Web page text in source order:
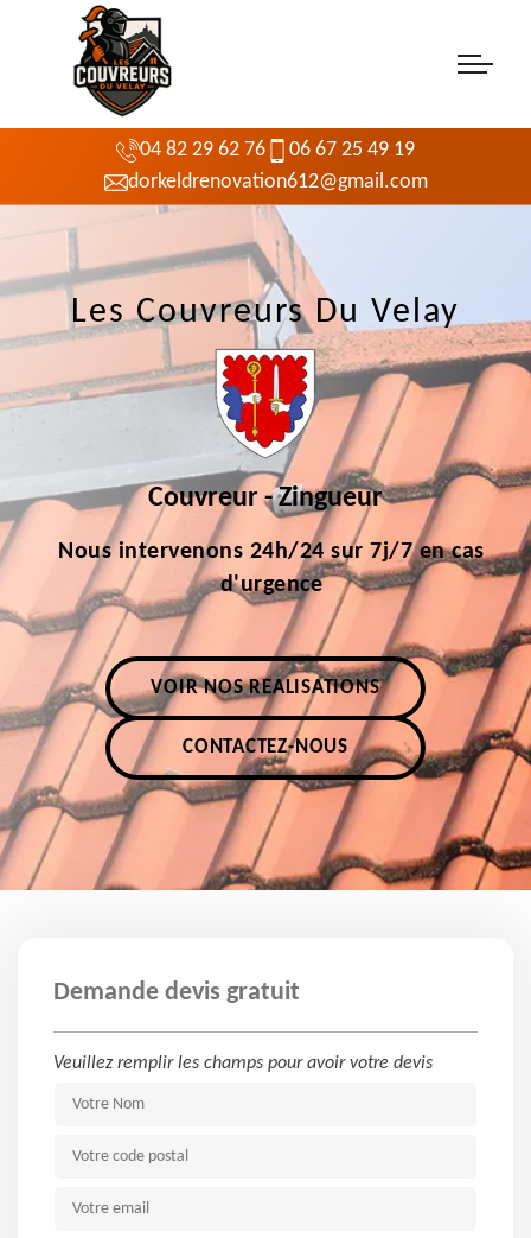
04 82 29 62 76
06 67 25 49 19
dorkeldrenovation612@gmail.com
Les Couvreurs Du Velay
Couvreur - Zingueur
Nous intervenons 24h/24 sur 7j/7 en cas
d'urgence
VOIR NOS RÉALISATIONS
CONTACTEZ-NOUS
Demande devis gratuit
Veuillez remplir les champs pour avoir votre devis